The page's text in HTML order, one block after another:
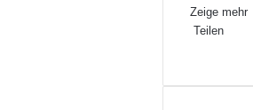
Zeige mehr
Teilen
E-